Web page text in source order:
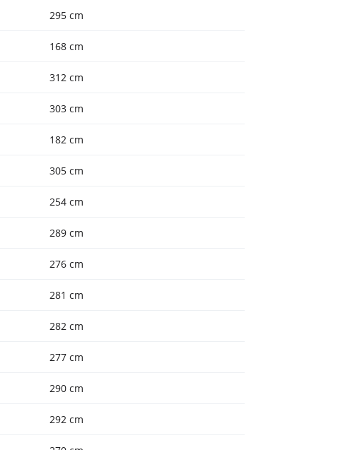
295 cm
168 cm
312 cm
303 cm
182 cm
305 cm
254 cm
289 cm
276 cm
281 cm
282 cm
277 cm
290 cm
292 cm